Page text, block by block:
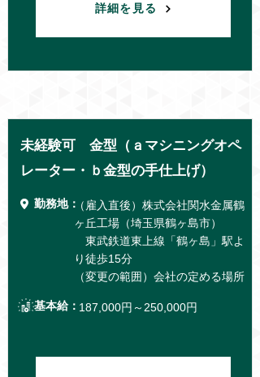
詳細を見る
未経験可 金型（ａマシニングオペ
レーター・ｂ金型の手仕上げ）
勤務地：（雇入直後）株式会社関水金属鶴
ヶ丘工場（埼玉県鶴ヶ島市）
東武鉄道東上線「鶴ヶ島」駅よ
り徒歩15分
（変更の範囲）会社の定める場所
基本給： 187,000円～250,000円